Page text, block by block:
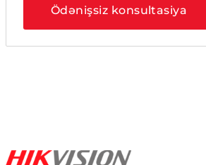
Ödənişsiz konsultasiya